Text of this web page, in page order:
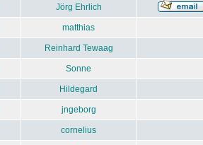
Jörg Ehrlich
matthias
Reinhard Tewaag
Sonne
Hildegard
jngeborg
cornelius